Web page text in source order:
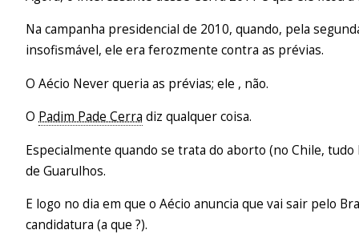
Na campanha presidencial de 2010, quando, pela
insofismável, ele era ferozmente contra as prévias.
O Aécio Never queria as prévias; ele , não.
O Padim Pade Cerra diz qualquer coisa.
Especialmente quando se trata do aborto (no Chile,
de Guarulhos.
E logo no dia em que o Aécio anuncia que vai sair pelo
candidatura (a que ?).